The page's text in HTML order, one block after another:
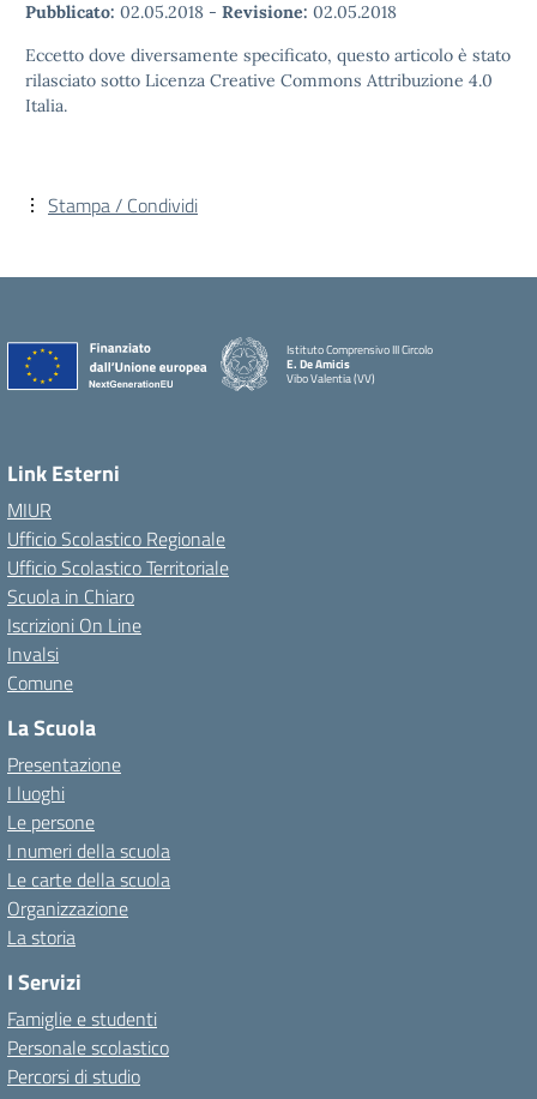
Pubblicato: 02.05.2018 - Revisione: 02.05.2018
Eccetto dove diversamente specificato, questo articolo è stato
rilasciato sotto Licenza Creative Commons Attribuzione 4.0
Italia.
Stampa / Condividi
Istituto Comprensivo III Circolo
E. De Amicis
Vibo Valentia (VV)
Link Esterni
MIUR
Ufficio Scolastico Regionale
Ufficio Scolastico Territoriale
Scuola in Chiaro
Iscrizioni On Line
Invalsi
Comune
La Scuola
Presentazione
I luoghi
Le persone
I numeri della scuola
Le carte della scuola
Organizzazione
La storia
I Servizi
Famiglie e studenti
Personale scolastico
Percorsi di studio